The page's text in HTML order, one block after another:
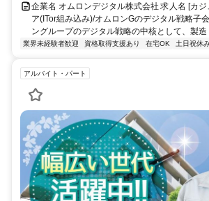
企業名 オムロンデジタル株式会社 求人名 [カ
ア(ITor組み込み)/オムロンGのデジタル戦略子
ングループのデジタル戦略の中核として、製造
業界未経験者歓迎 資格取得支援あり 在宅OK 土日祝休
アルバイト・パート